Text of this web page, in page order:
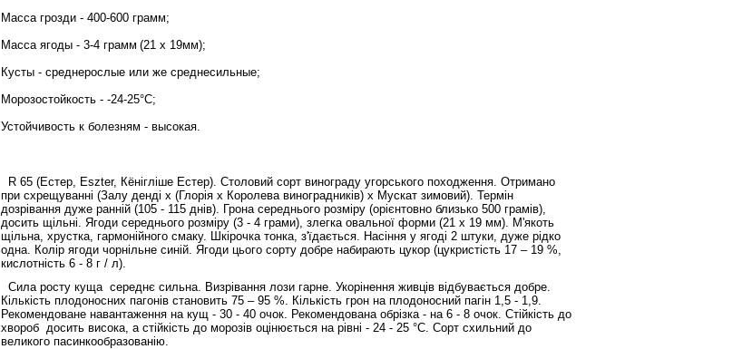
Масса грозди - 400-600 грамм;
Масса ягоды - 3-4 грамм (21 х 19мм);
Кусты - среднерослые или же среднесильные;
Морозостойкость - -24-25°С;
Устойчивость к болезням - высокая.
R 65 (Естер, Eszter, Кёнігліше Естер). Столовий сорт винограду угорського походження. Отримано
при схрещуванні (Залу денді х (Глорія х Королева виноградників) х Мускат зимовий). Термін
дозрівання дуже ранній (105 - 115 днів). Грона середнього розміру (орієнтовно близько 500 грамів),
досить щільні. Ягоди середнього розміру (3 - 4 грами), злегка овальної форми (21 х 19 мм). М'якоть
щільна, хрустка, гармонійного смаку. Шкірочка тонка, з'їдається. Насіння у ягоді 2 штуки, дуже рідко
одна. Колір ягоди чорнільне синій. Ягоди цього сорту добре набирають цукор (цукристість 17 – 19 %,
кислотність 6 - 8 г / л).
Сила росту куща середнє сильна. Визрівання лози гарне. Укорінення живців відбувається добре.
Кількість плодоносних пагонів становить 75 – 95 %. Кількість грон на плодоносний пагін 1,5 - 1,9.
Рекомендоване навантаження на кущ - 30 - 40 очок. Рекомендована обрізка - на 6 - 8 очок. Стійкість до
хвороб досить висока, а стійкість до морозів оцінюється на рівні - 24 - 25 °С. Сорт схильний до
великого пасинкообразованію.